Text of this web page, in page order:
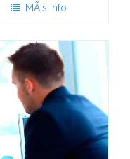
MÃ¡s Info